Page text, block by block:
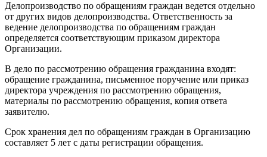
Делопроизводство по обращениям граждан ведется отдельно
от других видов делопроизводства. Ответственность за
ведение делопроизводства по обращениям граждан
определяется соответствующим приказом директора
Организации.
В дело по рассмотрению обращения гражданина входят:
обращение гражданина, письменное поручение или приказ
директора учреждения по рассмотрению обращения,
материалы по рассмотрению обращения, копия ответа
заявителю.
Срок хранения дел по обращениям граждан в Организацию
составляет 5 лет с даты регистрации обращения.